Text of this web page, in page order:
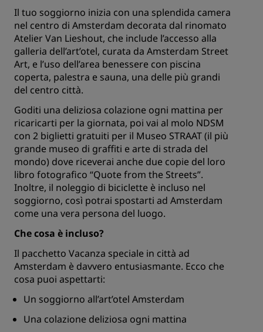
Il tuo soggiorno inizia con una splendida camera
nel centro di Amsterdam decorata dal rinomato
Atelier Van Lieshout, che include l’accesso alla
galleria dell’art’otel, curata da Amsterdam Street
Art, e l’uso dell’area benessere con piscina
coperta, palestra e sauna, una delle più grandi
del centro città.
Goditi una deliziosa colazione ogni mattina per
ricaricarti per la giornata, poi vai al molo NDSM
con 2 biglietti gratuiti per il Museo STRAAT (il più
grande museo di graffiti e arte di strada del
mondo) dove riceverai anche due copie del loro
libro fotografico “Quote from the Streets”.
Inoltre, il noleggio di biciclette è incluso nel
soggiorno, così potrai spostarti ad Amsterdam
come una vera persona del luogo.
Che cosa è incluso?
Il pacchetto Vacanza speciale in città ad
Amsterdam è davvero entusiasmante. Ecco che
cosa puoi aspettarti:
Un soggiorno all’art’otel Amsterdam
Una colazione deliziosa ogni mattina